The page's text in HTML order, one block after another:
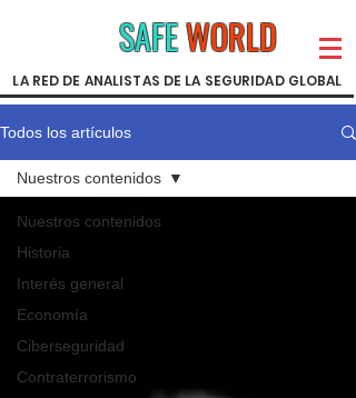
SAFEWORLD
LA RED DE ANALISTAS DE LA SEGURIDAD GLOBAL
Todos los artículos
Nuestros contenidos
Historia
Interés general
Economía
Ciberseguridad
Contraterrorismo
Nuestros contenidos